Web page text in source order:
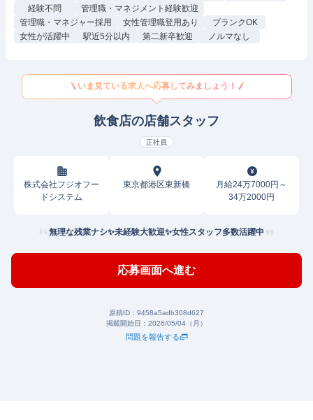
経験不問
管理職・マネジメント経験歓迎
管理職・マネジャー採用
女性管理職登用あり
ブランクOK
女性が活躍中
駅近5分以内 第二新卒歓迎 ノルマなし
いま見ている求人へ応募してみましょう！
飲食店の店舗スタッフ
正社員
株式会社フジオフー
ドシステム
東京都港区東新橋
月給24万7000円～
34万2000円
無理な残業ナシ✨未経験大歓迎✨女性スタッフ多数活躍中
応募画面へ進む
原稿ID： 9458a5adb308d627
掲載開始日： 2026/05/04（月）
問題を報告する